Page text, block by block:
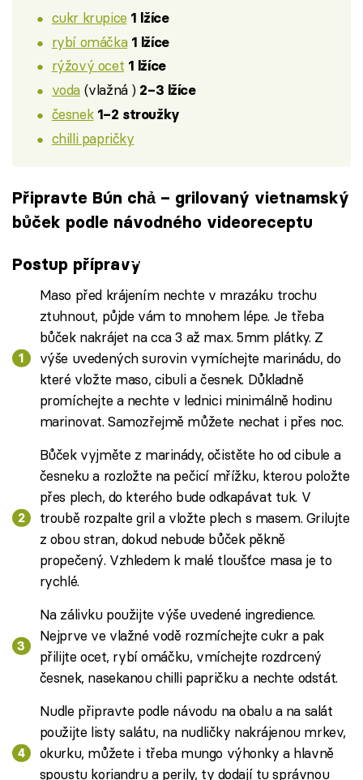
cukr krupice 1 lžíce
rybí omáčka 1 lžíce
rýžový ocet 1 lžíce
voda (vlažná ) 2–3 lžíce
česnek 1–2 stroužky
chilli papričky
Připravte Bún chả – grilovaný vietnamský
bůček podle návodného videoreceptu
Failed to fetch
Postup přípravy
Maso před krájením nechte v mrazáku trochu
ztuhnout, půjde vám to mnohem lépe. Je třeba
bůček nakrájet na cca 3 až max. 5mm plátky. Z
výše uvedených surovin vymíchejte marinádu, do
které vložte maso, cibuli a česnek. Důkladně
promíchejte a nechte v lednici minimálně hodinu
marinovat. Samozřejmě můžete nechat i přes noc.
Bůček vyjměte z marinády, očistěte ho od cibule a
česneku a rozložte na pečicí mřížku, kterou položte
přes plech, do kterého bude odkapávat tuk. V
troubě rozpalte gril a vložte plech s masem. Grilujte
z obou stran, dokud nebude bůček pěkně
propečený. Vzhledem k malé tloušťce masa je to
rychlé.
Na zálivku použijte výše uvedené ingredience.
Nejprve ve vlažné vodě rozmíchejte cukr a pak
přilijte ocet, rybí omáčku, vmíchejte rozdrcený
česnek, nasekanou chilli papričku a nechte odstát.
Nudle připravte podle návodu na obalu a na salát
použijte listy salátu, na nudličky nakrájenou mrkev,
okurku, můžete i třeba mungo výhonky a hlavně
spoustu koriandru a perily, ty dodají tu správnou